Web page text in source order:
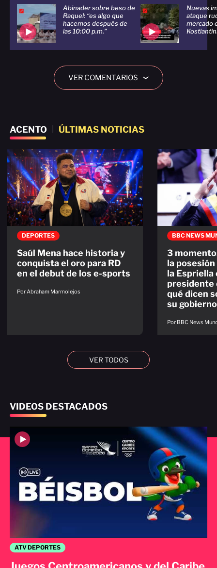
Abinader sobre beso de
Raquel: “es algo que
hacemos después de
las 10:00 p.m.”
Nuevas
ataque
mercado
VER COMENTARIOS ›
ACENTO ÚLTIMAS NOTICIAS
DEPORTES
Saúl Mena hace historia y
conquista el oro para RD
en el debut de los e-sports
Por Abraham Marmolejos
BBC NEWS
3
la
la Espriella
presidente
qué dicen
su
Por BBC News
VER TODOS
VIDEOS DESTACADOS
ATV DEPORTES